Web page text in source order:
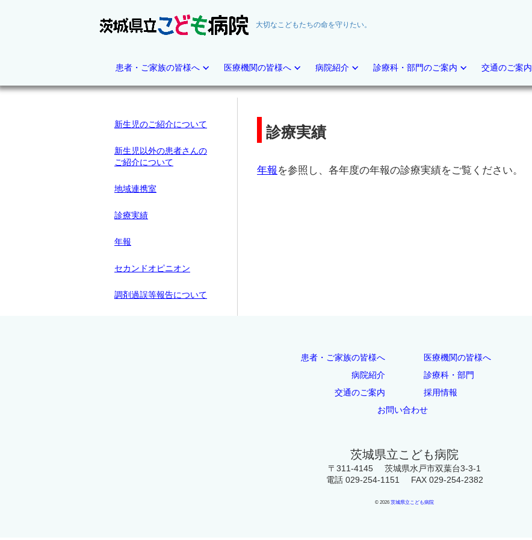
こ
大切なこどもたちの命を守りたい。
患者・ご家族の皆様へ
医療機関の皆様へ 病院紹介 診療科・部門のご案内 交通のご案内
新生児のご紹介について
新生児以外の患者さんの
ご紹介について
地域連携室
診療実績
年報
セカンドオピニオン
調剤過誤等報告について
診療実績
年報 を参照し、各年度の年報の診療実績をご覧ください。
患者・ご家族の皆様へ
医療機関の皆様へ
病院紹介
診療科・部門
交通のご案内
採用情報
お問い合わせ
茨城県立こども病院
〒311-4145
茨城県水戸市双葉台3-3-1
電話 029-254-1151
FAX 029-254-2382
© 2026 茨城県立こども病院